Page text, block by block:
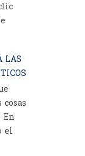
LAS
En
el